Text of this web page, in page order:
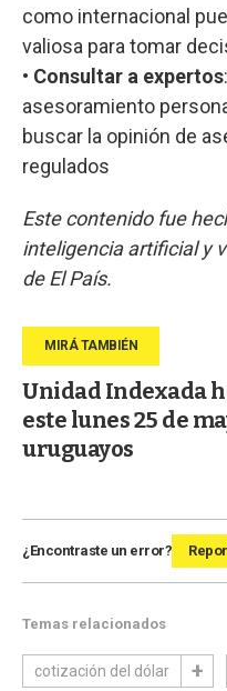
como internacional
valiosa para tomar
• Consultar a expertos
asesoramiento
buscar la opinión de
regulados
Este contenido fue
inteligencia artificial y
de El País.
Unidad Indexada
este lunes 25 de
uruguayos
¿Encontraste un error?
Temas relacionados
cotización del dólar